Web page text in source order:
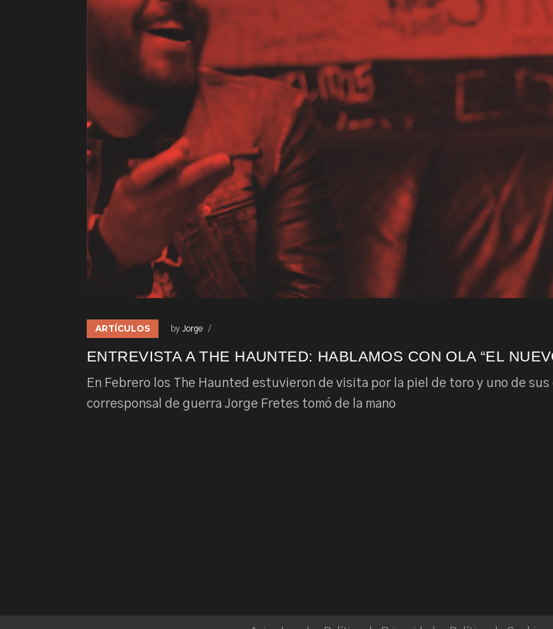
ARTÍCULOS by Jorge
ENTREVISTA A THE HAUNTED: HABLAMOS CON OLA “EL
En Febrero los The Haunted estuvieron de visita por la piel de toro y uno de
corresponsal de guerra Jorge Fretes tomó de la mano